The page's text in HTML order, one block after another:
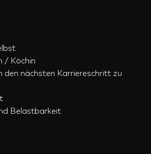
/ Köchin
den nächsten Karriereschritt zu
Belastbarkeit